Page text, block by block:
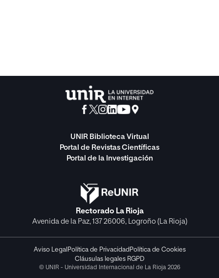
UNIR Biblioteca Virtual
Portal de Revistas Científicas
Portal de la Investigación
Rectorado La Rioja
Avenida de la Paz, 137 26006, Logroño (La Rioja)
Aviso Legal Política de Privacidad Política de Cookies
Cláusulas legales RGPD
© UNIR - Universidad Internacional de La Rioja 2026